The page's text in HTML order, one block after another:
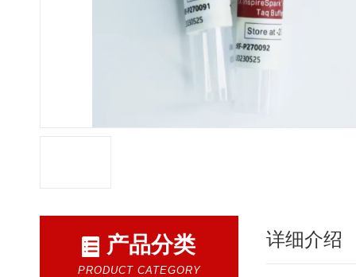
产品分类
PRODUCT CATEGORY
详细介绍